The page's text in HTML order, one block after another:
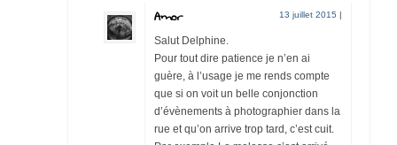
Amor 13 juillet 2015 |
Salut Delphine.
Pour tout dire patience je n’en ai
guère, à l’usage je me rends compte
que si on voit un belle conjonction
d’évènements à photographier dans la
rue et qu’on arrive trop tard, c’est cuit.